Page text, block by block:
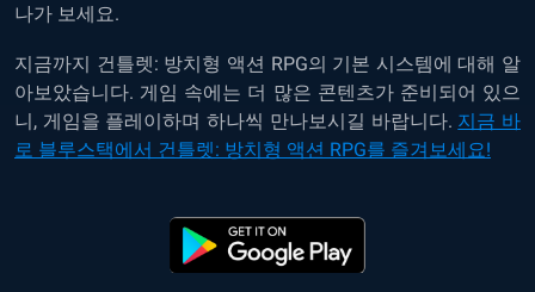
나가 보세요.
지금까지 건틀렛: 방치형 액션 RPG의 기본 시스템에 대해 알
아보았습니다. 게임 속에는 더 많은 콘텐츠가 준비되어 있으
니, 게임을 플레이하며 하나씩 만나보시길 바랍니다. 지금 바
로 블루스택에서 건틀렛: 방치형 액션 RPG를 즐겨보세요!